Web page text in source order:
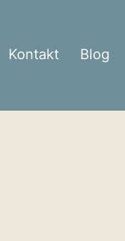
Kontakt Blog